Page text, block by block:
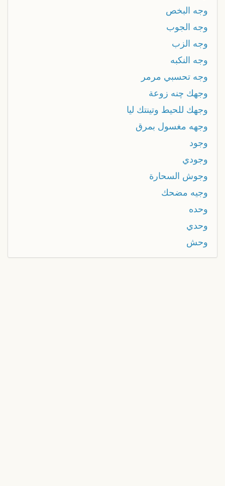
وجه البخص
وجه الجوب
وجه الزب
وجه النكبه
وجه تحسبي مرمر
وجهك چنه زوعة
وجهك للحيط وتينتك ليا
وجهه مغسول بمرق
وجود
وجودي
وجوش السحارة
وجيه مضحك
وحده
وحدي
وحش